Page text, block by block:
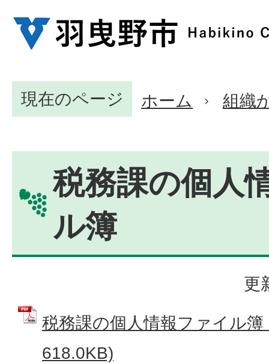
現在のページ ホーム 組織
税務課の個人
ル簿
更
税務課の個人情報ファイル
618.0KB)